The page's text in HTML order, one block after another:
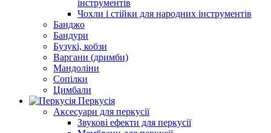
інструментів
Чохли і стійки для народних інструментів
Банджо
Бандури
Бузукі, кобзи
Варгани (дримби)
Мандоліни
Сопілки
Цимбали
Перкусія
Аксесуари для перкусії
Звукові ефекти для перкусії